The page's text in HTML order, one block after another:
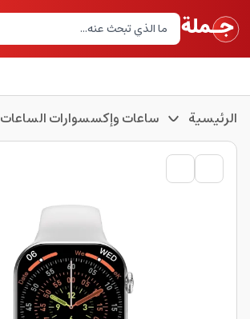
الرئيسية ساعات وإكسسوارات الساعات